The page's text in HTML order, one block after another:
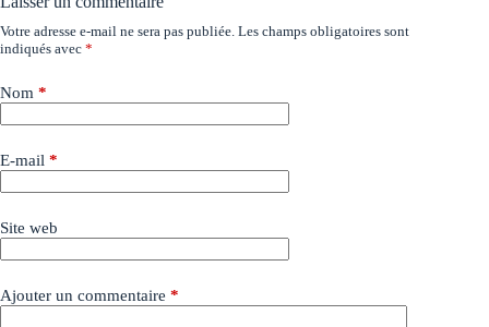
Votre adresse e-mail ne sera pas publiée. Les champs obligatoires sont
indiqués avec *
Nom *
E-mail *
Site web
Ajouter un commentaire *